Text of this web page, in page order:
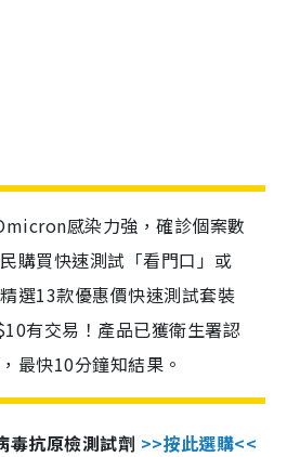
感染力強，確診個案數
購買快速測試「看門口」或
選13款優惠價快速測試套裝
有交易！產品已獲衛生署認
最快10分鐘知結果。
毒抗原檢測試劑 >>按此選購<<